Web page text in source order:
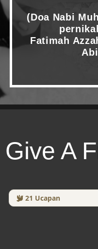
(Doa Nabi
Fatimah
Give A
21 Ucapan